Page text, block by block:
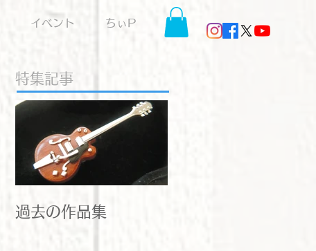
イベント ちぃP
特集記事
過去の作品集